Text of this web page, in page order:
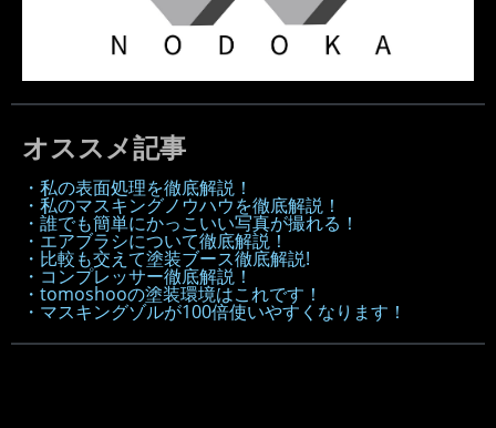
オススメ記事
・私の表面処理を徹底解説！
・私のマスキングノウハウを徹底解説！
・誰でも簡単にかっこいい写真が撮れる！
・エアブラシについて徹底解説！
・比較も交えて塗装ブース徹底解説!
・コンプレッサー徹底解説！
・tomoshooの塗装環境はこれです！
・マスキングゾルが100倍使いやすくなります！